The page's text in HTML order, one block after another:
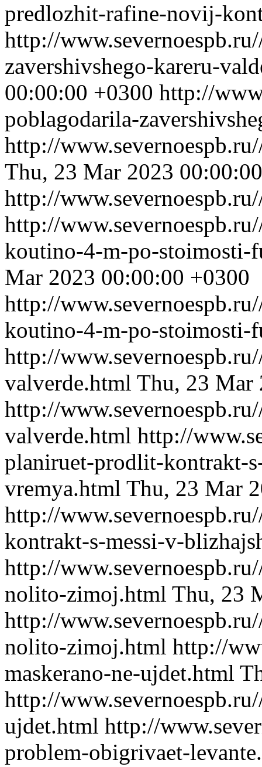
predlozhit-rafine-novij-
http://
zavershivshego-kareru-
00:00:00 +0300 http://
poblagodarila-
http://
Thu, 23 Mar 2023
http://
http://
koutino-4-m-po-
Mar 2023 00:00:00 +0300
http://
koutino-4-m-po-
http://
valverde.html Thu, 23 Mar
http://
valverde.html http://
planiruet-prodlit-kontrakt-
vremya.html Thu, 23 Mar
http://
kontrakt-s-messi-v-
http://
nolito-zimoj.html Thu, 23
http://
nolito-zimoj.html http://
maskerano-ne-ujdet.html
http://
ujdet.html http://
problem-obigrivaet-